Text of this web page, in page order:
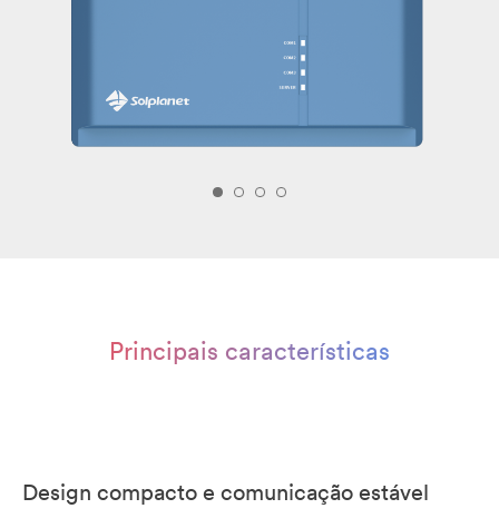
Principais características
Design compacto e comunicação estável